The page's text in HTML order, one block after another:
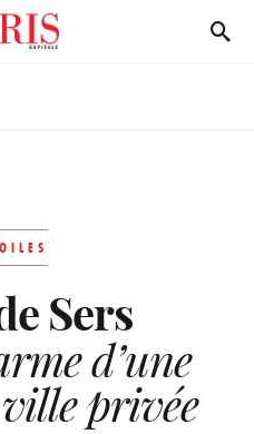
Sers
d’une
privée